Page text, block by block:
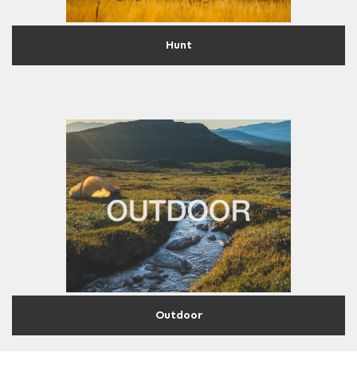
Hunt
Outdoor